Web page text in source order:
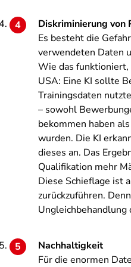
Diskriminierung von
Es besteht die
verwendeten Daten
Wie das funktioniert,
USA: Eine KI sollte
Trainingsdaten
– sowohl
bekommen haben
wurden. Die KI
dieses an. Das
Qualifikation mehr
Diese Schieflage ist
zurückzuführen.
Ungleichbehandlung
Nachhaltigkeit
Für die enormen